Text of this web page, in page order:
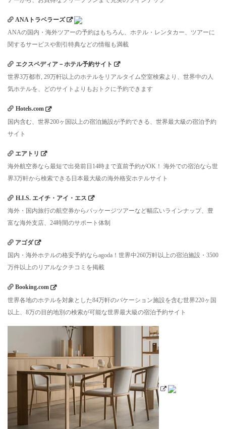
ANAトラベラーズ
ANAの国内・海外ツアーの予約はもちろん、ホテル・レンタカー、ツアーに
関するサービスや割引特典などの情報も満載
エクスペディア－ホテル予約サイト
世界3万都市, 29万軒以上のホテルをリアルタイム空室検索より、世界中の人
気ホテルを、どのサイトよりもおトクに予約できます
Hotels.com
国内含む、世界200ヶ国以上の宿泊施設が予約できる、世界最大級の宿泊予約
サイト
エアトリ
海外航空券なら最短で出発前日14時まで直前予約がOK！ 海外での宿泊なら世
界3万軒から検索できる日本最大級の海外格安ホテルサイト
H.I.S. エイチ・アイ・エス
海外・国内旅行の航空券からパッケージツアーなど幅広いラインナップ、豊
富な海外支店、24時間のサポート体制
アゴダ
国内・海外ホテルの格安予約ならagoda！世界中260万軒以上の宿泊施設・3500
万件以上のリアルなクチコミを掲載
Booking.com
世界各地のホテルを対象とした84万軒のバケーション施設を含む世界220ヶ国
以上、8万の目的地別の検索が可能な世界最大級の宿泊予約サイト